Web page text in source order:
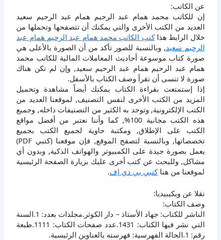
عن الكاتب:
إن للكاتب محمد همام عبد الرحيم همام عبد الرحيم سعيد
العديد من الكتب الأخرى والتي يمكنك أن تتصفحها وتحملها من
خلال الرابط هذاكتب الكاتب محمد همام عبد الرحيم همام عبد
الرحيم سعيد, وبالنسبة للصور تأكد من أن الصورة بالأعلى هي
صورة كتاب موسوعة أحاديث المعاملات المالية للكاتب محمد
همام عبد الرحيم همام عبد الرحيم سعيد, وإن لم تكن هناك
صورة لا تنسى أن تقرأ وصف الكتاب بالأسفل.
إذا إستمتعت بقراءة الكتاب يمكنك أيضاً مشاهدة وتحميل
المزيد من الكتب الأخرى لنفس التصنيف, لموقعنا العديد من
الكتب الإلكترونية, وتوجد به الكثير من التصنيفات داخله, وجميع
هذه الكتب مجانية 100%, كما وأننا نعتبر من أفضل مواقع
الكتب على الإطلاق, ومكتبة حاوية لجميع الكتب بجميع
تخصصاتها, وبالنسبة لتصفح الموقع, فإن موقعنا (كتبي PDF)
يعمل بصورة جيدة على الكمبيوتر والهواتف الذكية, وبدون أي
مشاكل, وللبحث عن كتب أخرى عليك بزيارة الصفحة الرئيسية
لموقعنا من هناكتبي بي دي إف.
نقلا عن ويكيبيديا:
وصف الكتاب:
الناشر للكتاب: جهاد الأستاذ – دار الكوثر.مجلدات بعدد: 1.السنة
التي نشر فيها الكتاب: 1431.عدد صفحات الكتاب: 1111.طبعة
رقم: 1.الحالة الفهرسية: فهرسته بالعناوين الرئيسية.